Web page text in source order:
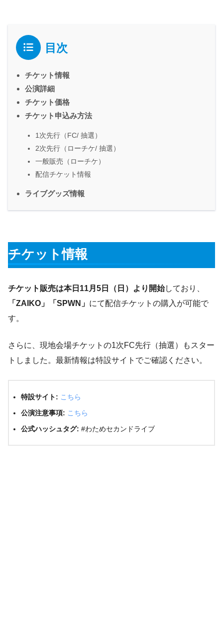
目次
チケット情報
公演詳細
チケット価格
チケット申込み方法
1次先行（FC/ 抽選）
2次先行（ローチケ/ 抽選）
一般販売（ローチケ）
配信チケット情報
ライブグッズ情報
チケット情報
チケット販売は本日11月5日（日）より開始しており、
「ZAIKO」「SPWN」 にて配信チケットの購入が可能で
す。
さらに、現地会場チケットの1次FC先行（抽選）もスター
トしました。最新情報は特設サイトでご確認ください。
特設サイト: こちら
公演注意事項: こちら
公式ハッシュタグ: #わためセカンドライブ